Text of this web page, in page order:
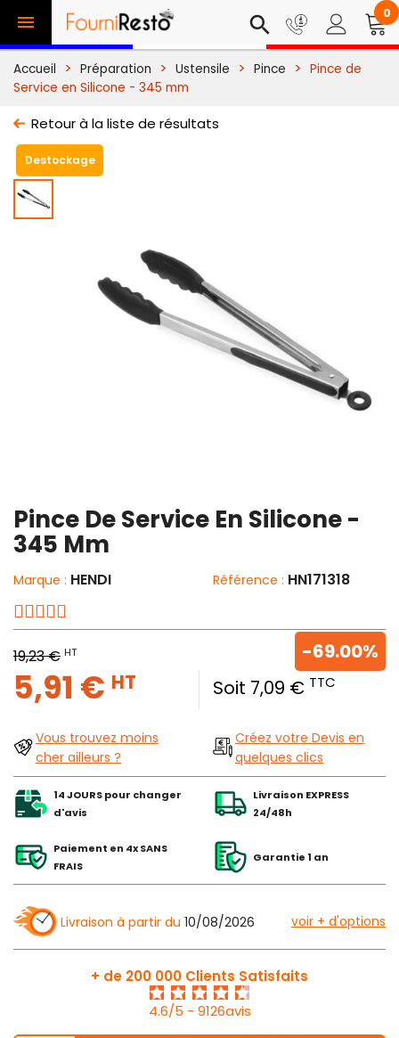
 search 0
Accueil Préparation Ustensile Pince
Pince de
Service en Silicone - 345 mm
Retour à la liste de résultats
Destockage
Pince De Service En Silicone -
345 Mm
Marque : HENDI Référence : HN171318
19,23 € HT
5,91 € HT Soit 7,09 € TTC
-69.00%
Vous trouvez moins
cher ailleurs ?
Créez votre Devis en
quelques clics
14 JOURS pour changer
d'avis
Livraison EXPRESS
24/48h
Paiement en 4x SANS
FRAIS
Garantie 1 an
Livraison à partir du 10/08/2026 voir + d'options
+ de 200 000 Clients Satisfaits
4.6/5 - 9126avis